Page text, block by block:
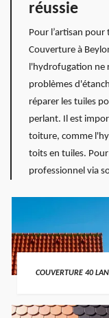
réussie
Pour l’artisan
Couverture à
l'hydrofugation ne
problèmes
réparer les tuiles
perlant. Il est
toiture, comme
toits en tuiles.
professionnel via
COUVERTURE 40